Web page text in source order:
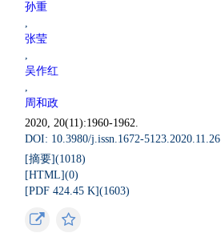
孙重
,
张莹
,
吴作红
,
周和政
2020, 20(11):1960-1962.
DOI: 10.3980/j.issn.1672-5123.2020.11.26
[摘要](1018)
[HTML](0)
[PDF 424.45 K](1603)